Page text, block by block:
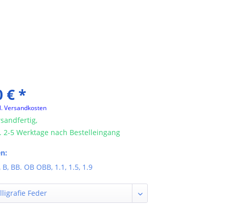
€ *
Versandkosten
2-5 Werktage nach Bestelleingang
B, BB. OB OBB, 1.1, 1.5, 1.9